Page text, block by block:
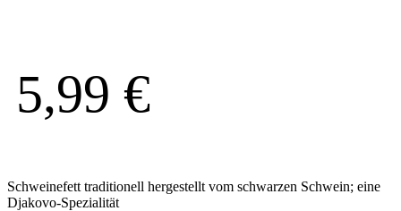
5,99 €
Schweinefett traditionell hergestellt vom schwarzen Schwein; eine
Djakovo-Spezialität